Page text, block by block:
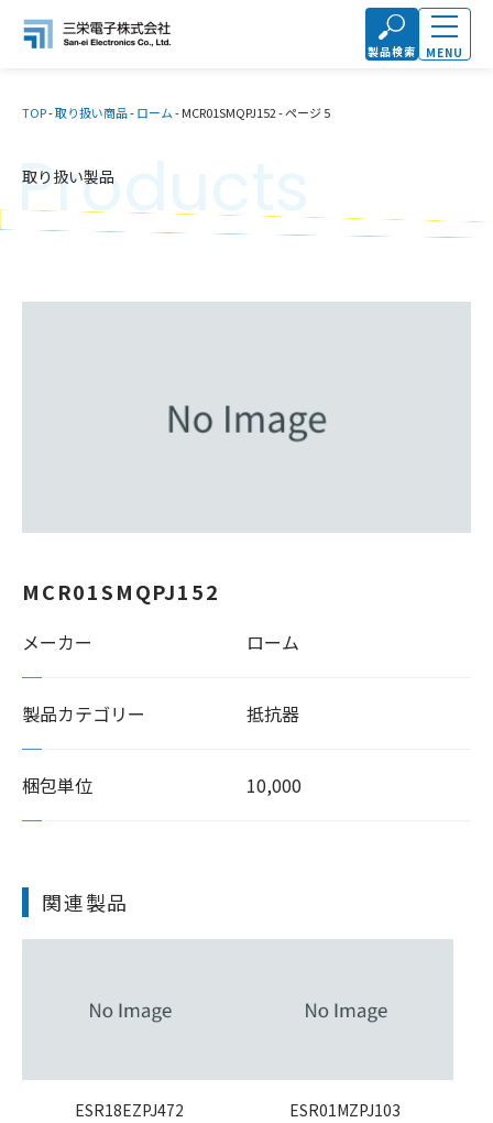
製品検索 MENU
TOP-取り扱い商品-ローム-MCR01SMQPJ152-ページ 5
取り扱い製品
Products
MCR01SMQPJ152
メーカー ローム
製品カテゴリー 抵抗器
梱包単位 10,000
関連製品
ESR18EZPJ472
ESR01MZPJ103